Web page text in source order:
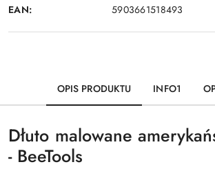
EAN: 5903661518493
OPIS PRODUKTU INFO1
Dłuto malowane
- BeeTools